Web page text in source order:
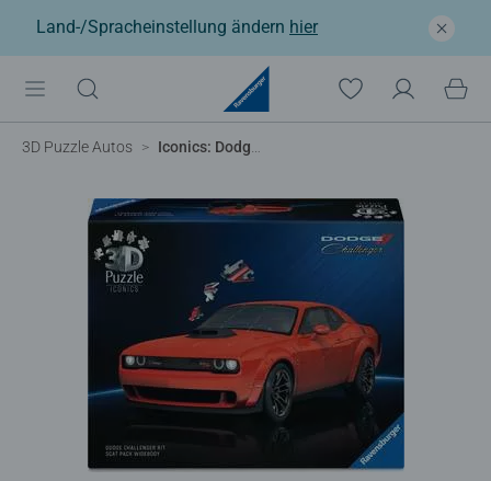
Land-/Spracheinstellung ändern hier
3D Puzzle Autos Iconics: Dodge Chall. R/T Scat Pack Widebody